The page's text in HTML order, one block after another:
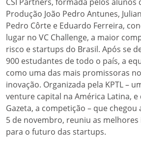
Produção João Pedro Antunes,
Pedro Côrte e Eduardo Ferreira,
lugar no VC Challenge, a maior
risco e startups do Brasil. Após se
900 estudantes de todo o país, a
como uma das mais promissoras
inovação. Organizada pela KPTL –
venture capital na América Latina, e
Gazeta, a competição – que
5 de novembro, reuniu as melhores
para o futuro das startups.